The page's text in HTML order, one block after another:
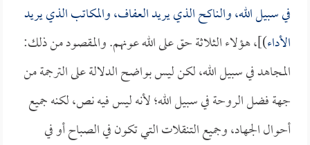
في سبيل الله، والناكح الذي يريد العفاف، والمكاتب الذي يريد
الأداء)]، هؤلاء الثلاثة حق على الله عونهم. والمقصود من ذلك:
المجاهد في سبيل الله، لكن ليس بواضح الدلالة على الترجمة من
جهة فضل الروحة في سبيل الله؛ لأنه ليس فيه نص، لكنه جميع
أحوال الجهاد، وجميع التنقلات التي تكون في الصباح أو في